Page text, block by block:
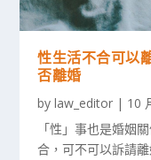
性生活不合可以
否離婚
bylaw_editor | 10
「性」事也是婚姻
合，可不可以訴請